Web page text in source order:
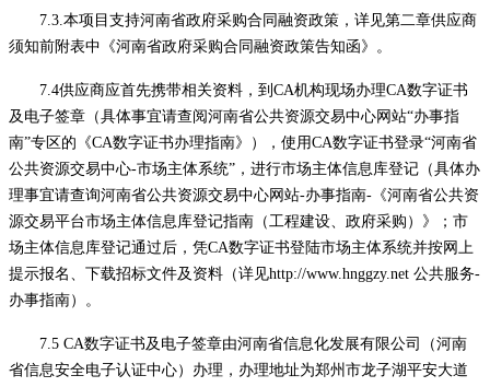
7.3.本项目支持河南省政府采购合同融资政策，详见第二章供应商
须知前附表中《河南省政府采购合同融资政策告知函》。
7.4供应商应首先携带相关资料，到 CA机构现场办理CA数字证书
及电子签章（具体事宜请查阅河南省公共资源交易中心网站“办事指
南”专区的《CA数字证书办理指南》），使用CA数字证书登录“河南省
公共资源交易中心-市场主体系统”，进行市场主体信息库登记（具体办
理事宜请查询河南省公共资源交易中心网站-办事指南-《河南省公共资
源交易平台市场主体信息库登记指南（工程建设、政府采购）》；市
场主体信息库登记通过后，凭CA数字证书登陆市场主体系统并按网上
提示报名、下载招标文件及资料（详见http://www.hnggzy.net 公共服务-
办事指南）。
7.5 CA数字证书及电子签章由河南省信息化发展有限公司（河南
省信息安全电子认证中心）办理，办理地址为郑州市龙子湖平安大道